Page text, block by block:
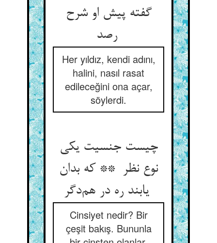
گفته پیش او شرح
رصد
Her yıldız, kendi adını,
halini, nasıl rasat
edileceğini ona açar,
söylerdi.
چیست جنسیت یکی
نوع نظر ** که بدان
Cinsiyet nedir? Bir
çeşit bakış. Bununla